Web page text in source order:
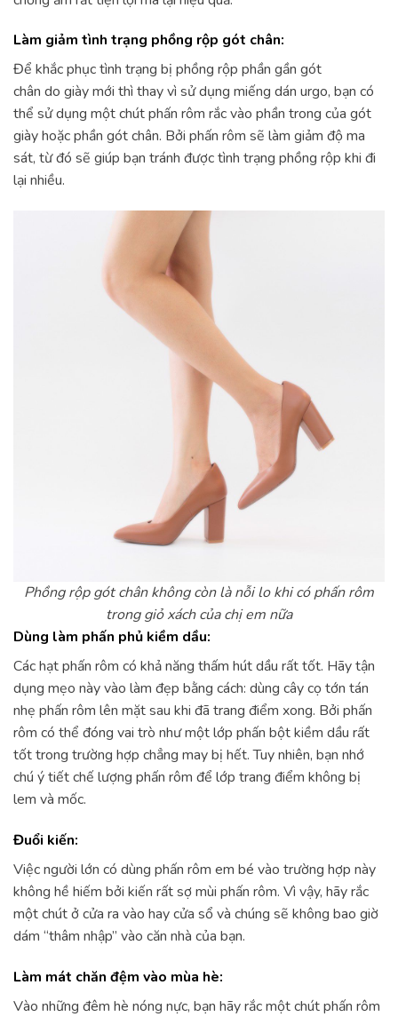
Làm giảm tình trạng phồng rộp gót chân:
Để khắc phục tình trạng bị phồng rộp phần gần gót
chân do giày mới thì thay vì sử dụng miếng dán urgo, bạn có
thể sử dụng một chút phấn rôm rắc vào phần trong của gót
giày hoặc phần gót chân. Bởi phấn rôm sẽ làm giảm độ ma
sát, từ đó sẽ giúp bạn tránh được tình trạng phồng rộp khi đi
lại nhiều.
Phồng rộp gót chân không còn là nỗi lo khi có phấn rôm
trong giỏ xách của chị em nữa
Dùng làm phấn phủ kiềm dầu:
Các hạt phấn rôm có khả năng thấm hút dầu rất tốt. Hãy tận
dụng mẹo này vào làm đẹp bằng cách: dùng cây cọ tớn tán
nhẹ phấn rôm lên mặt sau khi đã trang điểm xong. Bởi phấn
rôm có thể đóng vai trò như một lớp phấn bột kiềm dầu rất
tốt trong trường hợp chẳng may bị hết. Tuy nhiên, bạn nhớ
chú ý tiết chế lượng phấn rôm để lớp trang điểm không bị
lem và mốc.
Đuổi kiến:
Việc người lớn có dùng phấn rôm em bé vào trường hợp này
không hề hiếm bởi kiến rất sợ mùi phấn rôm. Vì vậy, hãy rắc
một chút ở cửa ra vào hay cửa sổ và chúng sẽ không bao giờ
dám “thâm nhập” vào căn nhà của bạn.
Làm mát chăn đệm vào mùa hè:
Vào những đêm hè nóng nực, bạn hãy rắc một chút phấn rôm